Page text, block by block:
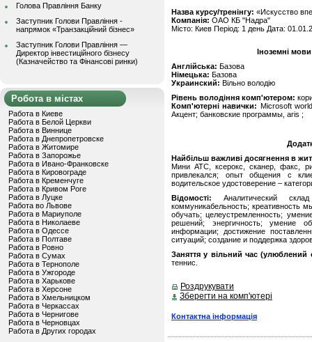
Голова Правління Банку
Заступник Голови Правління -
напрямок «Транзакційний бізнес»
Заступник Голови Правління —
Директор інвестиційного бізнесу
(Казначейство та Фінансові ринки)
Робота в містах
Работа в Киеве
Работа в Белой Церкви
Работа в Виннице
Работа в Днепропетровске
Работа в Житомире
Работа в Запорожье
Работа в Ивано-Франковске
Работа в Кировограде
Работа в Кременчуге
Работа в Кривом Роге
Работа в Луцке
Работа во Львове
Работа в Мариуполе
Работа в Николаеве
Работа в Одессе
Работа в Полтаве
Работа в Ровно
Работа в Сумах
Работа в Тернополе
Работа в Ужгороде
Работа в Харькове
Работа в Херсоне
Работа в Хмельницком
Работа в Черкассах
Работа в Чернигове
Работа в Черновцах
Работа в Других городах
Назва курсу/тренінгу: «Искусство
Компанія: ОАО КБ "Надра"
Місто: Киев Період: 1 день Дата:
Іноземні
Англійська: Базова
Німецька: Базова
Украинский: Вільно володію
Рівень володіння комп'ютером:
Комп'ютерні навички: Microsoft
Акцент; банковские программы, aris ;
Найбільш важливі досягнення в
Мини АТС, ксерокс, сканер, факс,
привлекался; опыт общения с
водительское удостоверение –
Відомості: Аналитический
коммуникабельность; креативность
обучать; целеустремленность;
решений; энергичность; умение
информации; достижение
ситуаций; создание и поддержка
Заняття у вільний час (улюблений
теннис.
Роздрукувати
Зберегти на комп'ютері
Контактна інформація